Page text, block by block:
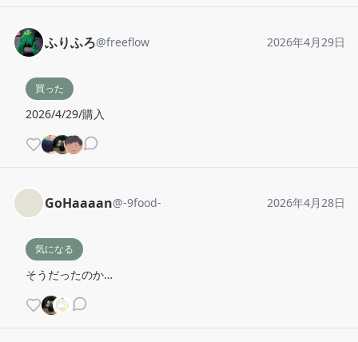
ふりふろ@freeflow 2026年4月29日
買った
2026/4/29/購入
GoHaaaan@-9food- 2026年4月28日
気になる
そうだったのか…